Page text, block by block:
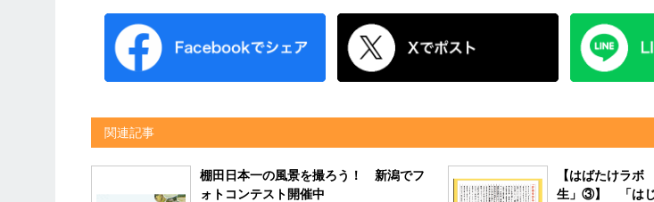
関連記事
棚田日本一の風景を撮ろう！ 新潟でフ
ォトコンテスト開催中
【はばたけラ
生」③】 「はじ